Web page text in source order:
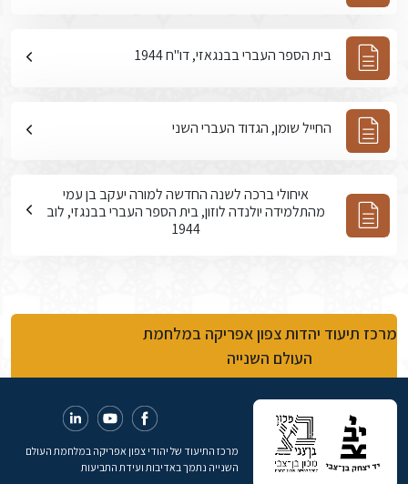
בית הספר העברי בבנגאזי, דו"ח 1944
החייל שומן, הגדוד העברי השני
איחולי ברכה לשנה החדשה למורה יעקב בן עמי
מהתלמידה יולנדה לוזון, בית הספר העברי בבנגזי, לוב
1944
מרכז תיעוד יהדות צפון אפריקה במלחמת
העולם השנייה
מרכז התיעוד של יהודי צפון אפריקה במלחמת העולם
השנייה נתמך באדיבות ועידת התביעות